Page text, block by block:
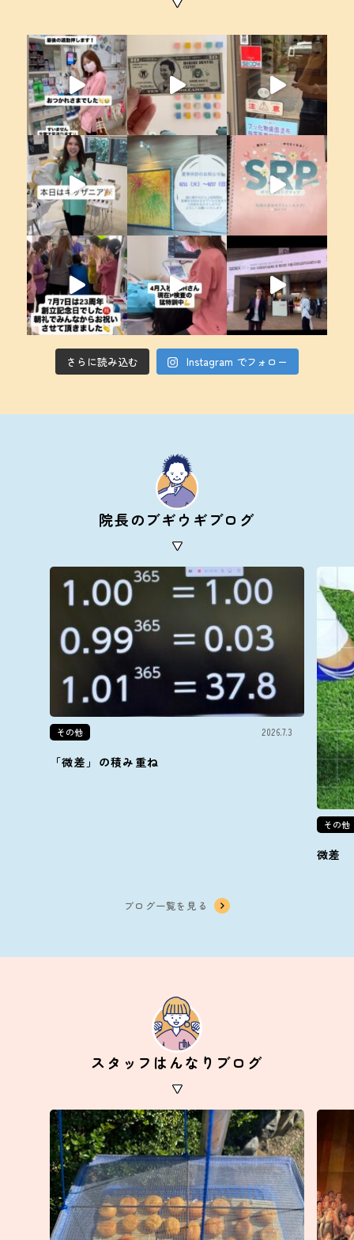
さらに読み込む Instagram でフォロー
院長のブギウギブログ
その他 2026.7.3
「微差」の積み重ね
その他
微差
ブログ一覧を見る
スタッフはんなりブログ